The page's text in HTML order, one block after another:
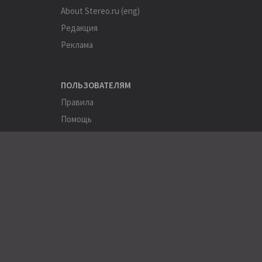
About Stereo.ru (eng)
Редакция
Реклама
ПОЛЬЗОВАТЕЛЯМ
Правила
Помощь